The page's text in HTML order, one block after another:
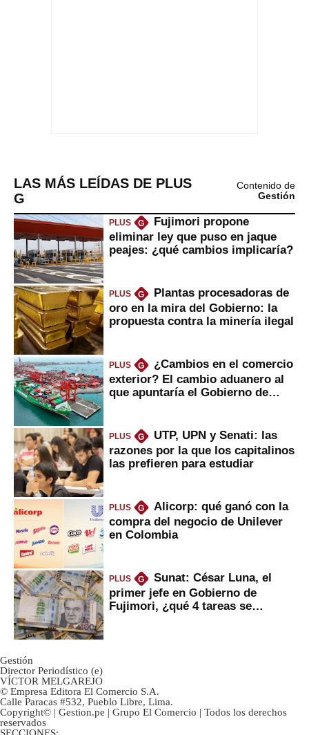
LAS MÁS LEÍDAS DE PLUS
G
Contenido de
Gestión
PLUS G
Fujimori propone
eliminar ley que puso en jaque
peajes: ¿qué cambios implicaría?
PLUS G
Plantas procesadoras de
oro en la mira del Gobierno: la
propuesta contra la minería ilegal
PLUS G
¿Cambios en el comercio
exterior? El cambio aduanero al
que apuntaría el Gobierno de
PLUS G
UTP, UPN y Senati: las
razones por la que los capitalinos
las prefieren para estudiar
PLUS G
Alicorp: qué ganó con la
compra del negocio de Unilever
en Colombia
PLUS G
Sunat: César Luna, el
primer jefe en Gobierno de
Fujimori, ¿qué 4 tareas se
Gestión
Director Periodístico (e)
VÍCTOR MELGAREJO
© Empresa Editora El Comercio S.A.
Calle Paracas #532, Pueblo Libre, Lima.
Copyright© | Gestion.pe | Grupo El Comercio | Todos los derechos
reservados